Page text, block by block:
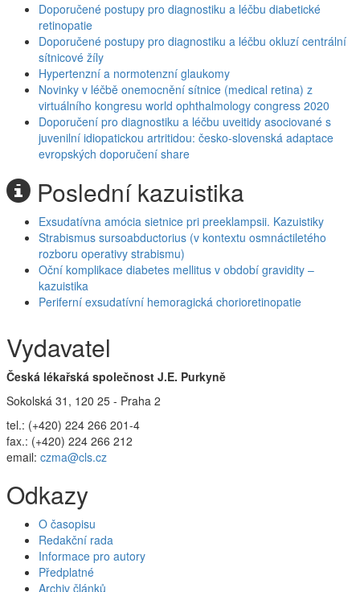
Doporučené postupy pro diagnostiku a léčbu diabetické
retinopatie
Doporučené postupy pro diagnostiku a léčbu okluzí centrální
sítnicové žíly
Hypertenzní a normotenzní glaukomy
Novinky v léčbě onemocnění sítnice (medical retina) z
virtuálního kongresu world ophthalmology congress 2020
Doporučení pro diagnostiku a léčbu uveitidy asociované s
juvenilní idiopatickou artritidou: česko-slovenská adaptace
evropských doporučení share
Poslední kazuistika
Exsudatívna amócia sietnice pri preeklampsii. Kazuistiky
Strabismus sursoabductorius (v kontextu osmnáctiletého
rozboru operativy strabismu)
Oční komplikace diabetes mellitus v období gravidity –
kazuistika
Periferní exsudatívní hemoragická chorioretinopatie
Vydavatel
Česká lékařská společnost J.E. Purkyně
Sokolská 31, 120 25 - Praha 2
tel.: (+420) 224 266 201-4
fax.: (+420) 224 266 212
email: czma@cls.cz
Odkazy
O časopisu
Redakční rada
Informace pro autory
Předplatné
Archiv článků